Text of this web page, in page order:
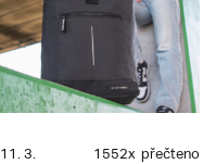
11. 3. 1552x přečteno